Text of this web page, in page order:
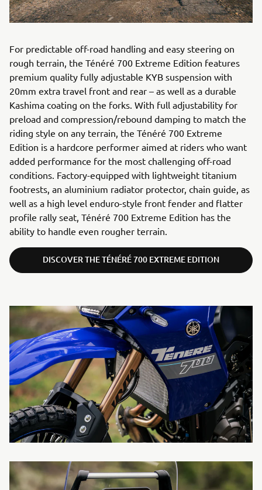
For predictable off-road handling and easy steering on
rough terrain, the Ténéré 700 Extreme Edition features
premium quality fully adjustable KYB suspension with
20mm extra travel front and rear – as well as a durable
Kashima coating on the forks. With full adjustability for
preload and compression/rebound damping to match the
riding style on any terrain, the Ténéré 700 Extreme
Edition is a hardcore performer aimed at riders who want
added performance for the most challenging off-road
conditions. Factory-equipped with lightweight titanium
footrests, an aluminium radiator protector, chain guide, as
well as a high level enduro-style front fender and flatter
profile rally seat, Ténéré 700 Extreme Edition has the
ability to handle even rougher terrain.
DISCOVER THE TÉNÉRÉ 700 EXTREME EDITION